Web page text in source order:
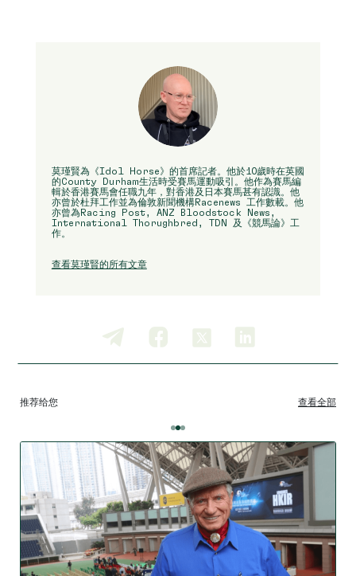
莫瑾賢為《Idol Horse》的首席記者。他於10歲時在英國
的County Durham生活時受賽馬運動吸引。他作為賽馬編
輯於香港賽馬會任職九年，對香港及日本賽馬甚有認識。他
亦曾於杜拜工作並為倫敦新聞機構Racenews 工作數載。他
亦曾為Racing Post, ANZ Bloodstock News,
International Thorughbred, TDN 及《競馬論》工
作。
查看莫瑾賢的所有文章
推荐给您 查看全部